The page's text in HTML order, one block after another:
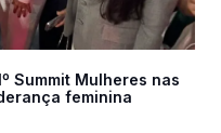
Summit Mulheres nas
feminina